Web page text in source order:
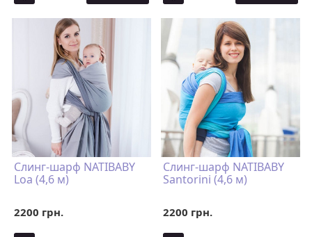
Слинг-шарф NATIBABY
Loa (4,6 м)
2200 грн.
Слинг-шарф NATIBABY
Santorini (4,6 м)
2200 грн.